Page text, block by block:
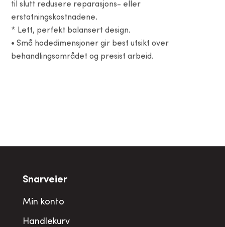
til slutt redusere reparasjons- eller
erstatningskostnadene.
* Lett, perfekt balansert design.
• Små hodedimensjoner gir best utsikt over
behandlingsområdet og presist arbeid.
Snarveier
Min konto
Handlekurv